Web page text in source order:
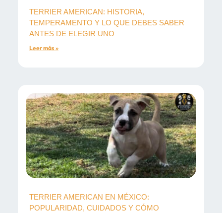
TERRIER AMERICAN: HISTORIA,
TEMPERAMENTO Y LO QUE DEBES SABER
ANTES DE ELEGIR UNO
Leer más »
TERRIER AMERICAN EN MÉXICO:
POPULARIDAD, CUIDADOS Y CÓMO